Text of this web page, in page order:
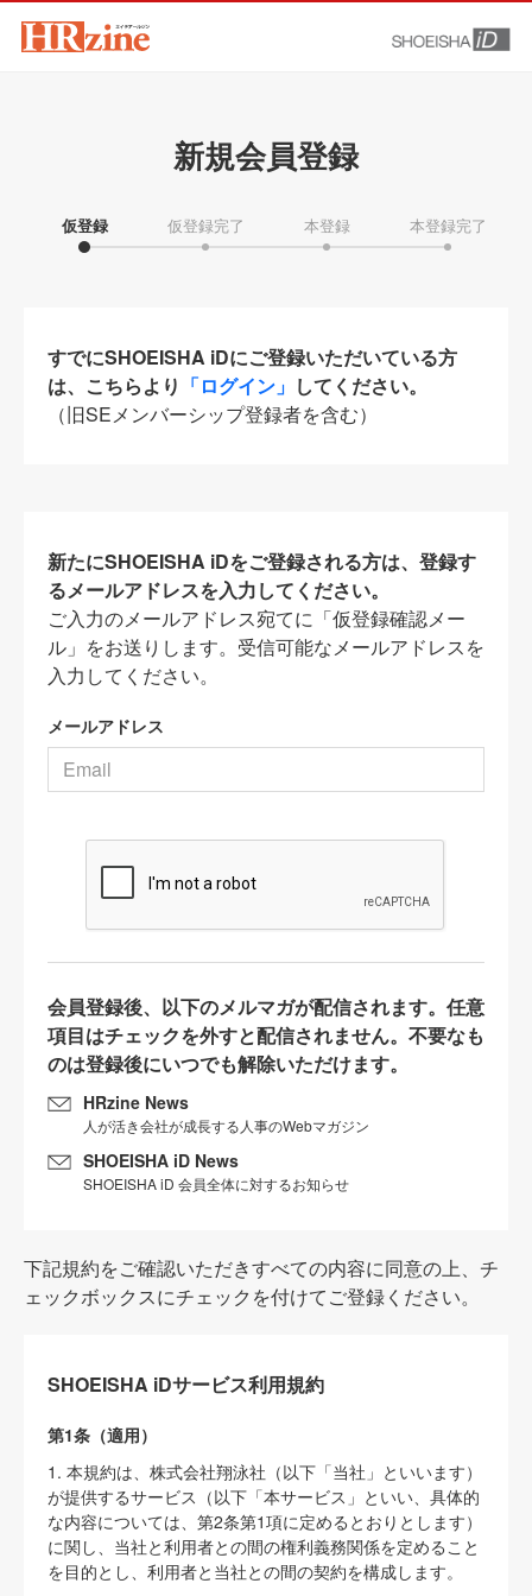
新規会員登録
仮登録 仮登録完了 本登録 本登録完了
すでにSHOEISHA iDにご登録いただいている方
は、こちらより 「ログイン」 してください。
（旧SEメンバーシップ登録者を含む）
新たにSHOEISHA iDをご登録される方は、登録す
るメールアドレスを入力してください。
ご入力のメールアドレス宛てに「仮登録確認メー
ル」をお送りします。受信可能なメールアドレスを
入力してください。
メールアドレス
会員登録後、以下のメルマガが配信されます。任意
項目はチェックを外すと配信されません。不要なも
のは登録後にいつでも解除いただけます。
HRzine News
人が活き会社が成長する人事のWebマガジン
SHOEISHA iD News
SHOEISHA iD 会員全体に対するお知らせ
下記規約をご確認いただきすべての内容に同意の上、チ
ェックボックスにチェックを付けてご登録ください。
SHOEISHA iDサービス利用規約
第1条（適用）
1. 本規約は、株式会社翔泳社（以下「当社」といいます）
が提供するサービス（以下「本サービス」といい、具体的
な内容については、第2条第1項に定めるとおりとします）
に関し、当社と利用者との間の権利義務関係を定めること
を目的とし、利用者と当社との間の契約を構成します。